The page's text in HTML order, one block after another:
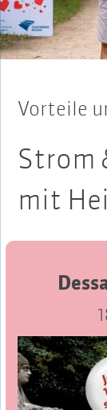
Vorteile
Strom
mit